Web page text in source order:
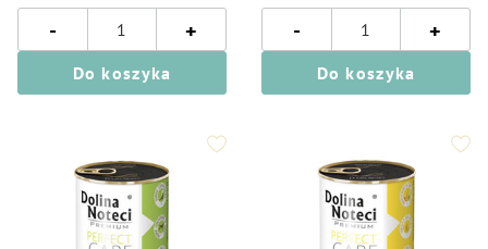
- +
Do koszyka
- +
Do koszyka